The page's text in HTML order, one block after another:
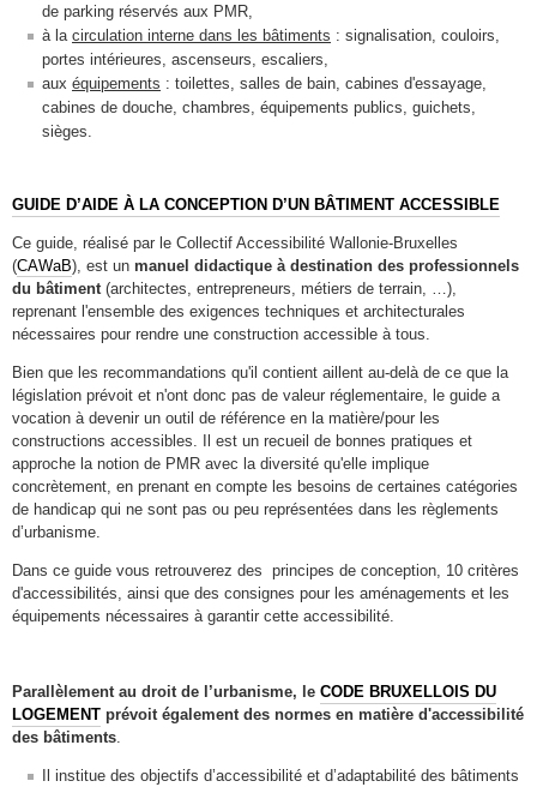
de parking réservés aux PMR,
à la circulation interne dans les bâtiments : signalisation, couloirs,
portes intérieures, ascenseurs, escaliers,
aux équipements : toilettes, salles de bain, cabines d'essayage,
cabines de douche, chambres, équipements publics, guichets,
sièges.
GUIDE D’AIDE À LA CONCEPTION D’UN BÂTIMENT ACCESSIBLE
Ce guide, réalisé par le Collectif Accessibilité Wallonie-Bruxelles
(CAWaB), est un manuel didactique à destination des professionnels
du bâtiment(architectes, entrepreneurs, métiers de terrain, …),
reprenant l'ensemble des exigences techniques et architecturales
nécessaires pour rendre une construction accessible à tous.
Bien que les recommandations qu'il contient aillent au-delà de ce que la
législation prévoit et n'ont donc pas de valeur réglementaire, le guide a
vocation à devenir un outil de référence en la matière/pour les
constructions accessibles. Il est un recueil de bonnes pratiques et
approche la notion de PMR avec la diversité qu'elle implique
concrètement, en prenant en compte les besoins de certaines catégories
de handicap qui ne sont pas ou peu représentées dans les règlements
d’urbanisme.
Dans ce guide vous retrouverez des principes de conception, 10 critères
d'accessibilités, ainsi que des consignes pour les aménagements et les
équipements nécessaires à garantir cette accessibilité.
Parallèlement au droit de l’urbanisme, le CODE BRUXELLOIS DU
LOGEMENT prévoit également des normes en matière d'accessibilité
des bâtiments.
Il institue des objectifs d’accessibilité et d’adaptabilité des bâtiments